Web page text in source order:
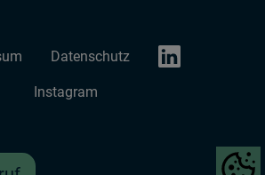
Datenschutz LinkedIn
Instagram
Show